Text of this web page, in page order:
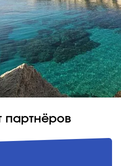
партнёров